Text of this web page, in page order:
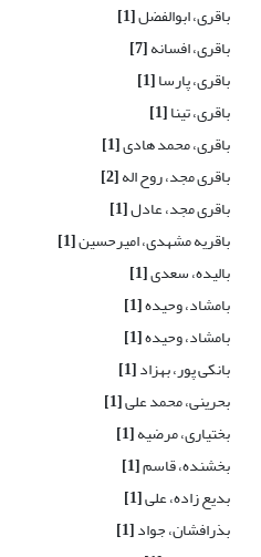
باقری، ابوالفضل[1]
باقری، افسانه[7]
باقری، پارسا[1]
باقری، تینا[1]
باقری، محمد هادی[1]
باقری مجد، روح اله[2]
باقری مجد، عادل[1]
باقریه مشهدی، امیرحسین[1]
بالیده، سعدی[1]
بامشاد، وحیده[1]
بامشاد، وحیده[1]
بانکی پور، بهزاد[1]
بحرینی، محمد علی[1]
بختیاری، مرضیه[1]
بخشنده، قاسم[1]
بدیع زاده، علی[1]
بذرافشان، جواد[1]